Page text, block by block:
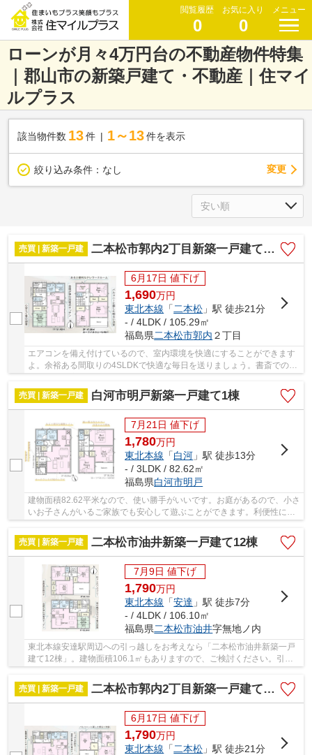
閲覧履歴
0
お気に入り
0
メニュー
ローンが月々4万円台の不動産物件特集
｜郡山市の新築戸建て・不動産｜住マイ
ルプラス
該当物件数 13件 1～13 件を表示
絞り込み条件： なし 変更
売買 | 新築一戸建 二本松市郭内2丁目新築一戸建て6棟
6月17日 値下げ
1,690万円
東北本線 「 二本松 」駅 徒歩21分
- / 4LDK / 105.29㎡
福島県二本松市郭内 ２丁目
エアコンを備え付けているので、室内環境を快適にすることができます
よ。余裕ある間取りの4SLDKで快適な毎日を送りましょう。書斎でのお
売買 | 新築一戸建
白河市明戸新築一戸建て1棟
7月21日 値下げ
1,780万円
東北本線 「白河 」駅 徒歩13分
- / 3LDK / 82.62㎡
福島県白河市明戸
建物面積82.62平米なので、使い勝手がいいです。お庭があるので、小さ
いお子さんがいるご家族でも安心して遊ぶことができます。利便性に優
売買 | 新築一戸建
二本松市油井新築一戸建て12棟
7月9日 値下げ
1,790万円
東北本線 「安達 」駅 徒歩7分
- / 4LDK / 106.10㎡
福島県二本松市油井字無地ノ内
東北本線安達駅周辺への引っ越しをお考えなら「二本松市油井新築一戸
建て12棟」。建物面積106.1㎡もありますので、ご検討ください。引っ
越したらすぐに使えるエアコン付きです。玄関収...
売買 | 新築一戸建
二本松市郭内2丁目新築一戸建て6棟
6月17日 値下げ
1,790万円
東北本線 「 二本松 」駅 徒歩21分